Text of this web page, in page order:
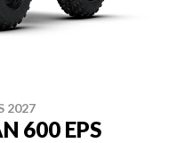
2027
600 EPS